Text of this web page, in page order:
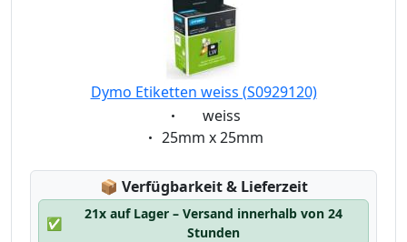
Dymo Etiketten weiss (S0929120)
Eigenschaft:
weiss
Eigenschaft:
25mm x 25mm
📦 Lagerstatus:
Verfügbarkeit & Lieferzeit
✅
21x auf Lager – Versand innerhalb von 24
Stunden